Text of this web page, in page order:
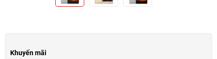
Khuyến mãi